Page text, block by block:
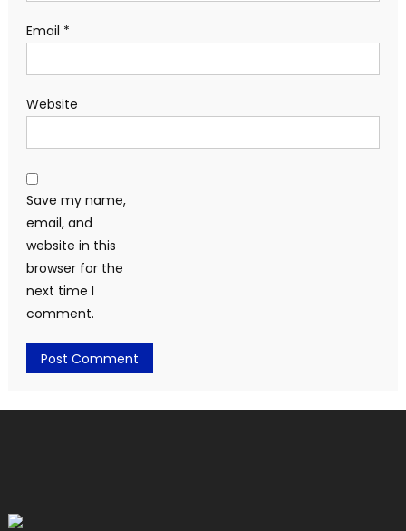
Email *
Website
Save my name,
email, and
website in this
browser for the
next time I
comment.